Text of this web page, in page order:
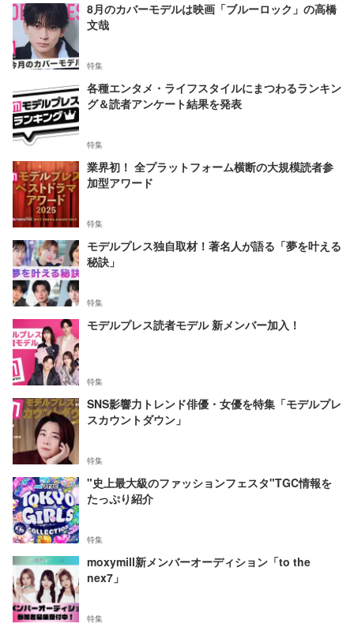
8月のカバーモデルは映画「ブルーロック」の高橋
文哉
特集
各種エンタメ・ライフスタイルにまつわるランキン
グ＆読者アンケート結果を発表
特集
業界初！ 全プラットフォーム横断の大規模読者参
加型アワード
特集
モデルプレス独自取材！著名人が語る「夢を叶える
秘訣」
特集
モデルプレス読者モデル 新メンバー加入！
特集
SNS影響力トレンド俳優・女優を特集「モデルプレ
スカウントダウン」
特集
"史上最大級のファッションフェスタ"TGC情報を
たっぷり紹介
特集
moxymill新メンバーオーディション「to the
nex7」
特集